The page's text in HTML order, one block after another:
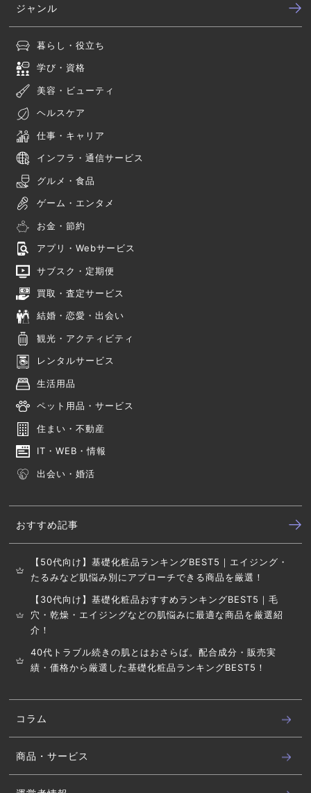
ジャンル
暮らし・役立ち
学び・資格
美容・ビューティ
ヘルスケア
仕事・キャリア
インフラ・通信サービス
グルメ・食品
ゲーム・エンタメ
お金・節約
アプリ・Webサービス
サブスク・定期便
買取・査定サービス
結婚・恋愛・出会い
観光・アクティビティ
レンタルサービス
生活用品
ペット用品・サービス
住まい・不動産
IT・WEB・情報
出会い・婚活
おすすめ記事
【50代向け】基礎化粧品ランキングBEST5｜エイジング・
たるみなど肌悩み別にアプローチできる商品を厳選！
【30代向け】基礎化粧品おすすめランキングBEST5｜毛
穴・乾燥・エイジングなどの肌悩みに最適な商品を厳選紹
介！
40代トラブル続きの肌とはおさらば。配合成分・販売実
績・価格から厳選した基礎化粧品ランキングBEST5！
コラム
商品・サービス